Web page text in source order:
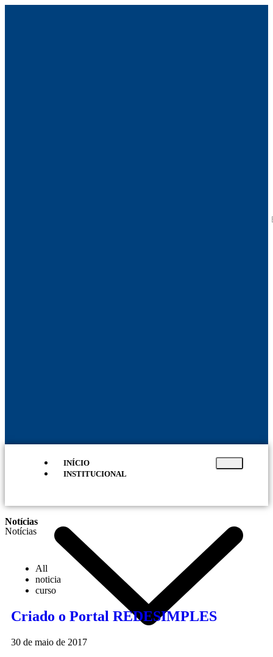
INÍCIO
INSTITUCIONAL
Notícias
Notícias
All
noticia
curso
Criado o Portal REDESIMPLES
30 de maio de 2017